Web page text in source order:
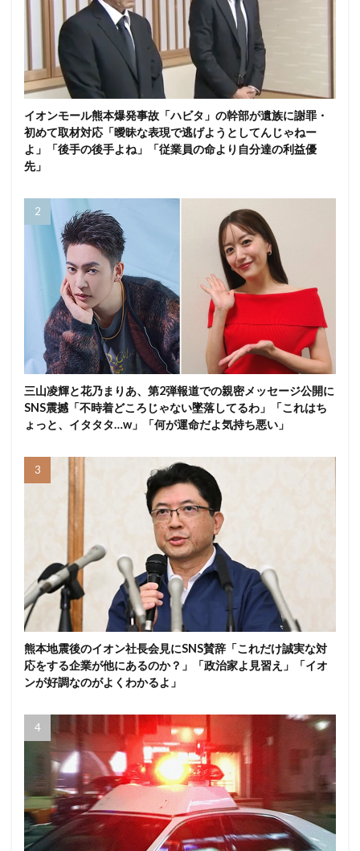
イオンモール熊本爆発事故「ハビタ」の幹部が遺族に謝罪・
初めて取材対応「曖昧な表現で逃げようとしてんじゃねー
よ」「後手の後手よね」「従業員の命より自分達の利益優
先」
三山凌輝と花乃まりあ、第2弾報道での親密メッセージ公開に
SNS震撼「不時着どころじゃない墜落してるわ」「これはち
ょっと、イタタタ…w」「何が運命だよ気持ち悪い」
熊本地震後のイオン社長会見にSNS賛辞「これだけ誠実な対
応をする企業が他にあるのか？」「政治家よ見習え」「イオ
ンが好調なのがよくわかるよ」